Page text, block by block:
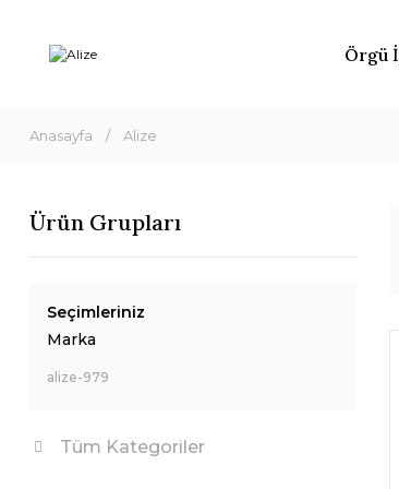
Örgü
Anasayfa Alize
Ürün Grupları
Seçimleriniz
Marka
alize-979
Tüm Kategoriler